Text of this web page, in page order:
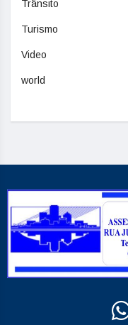
Trânsito
Turismo
Video
world